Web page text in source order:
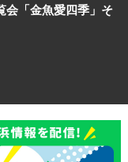
会「金魚愛四季」そ